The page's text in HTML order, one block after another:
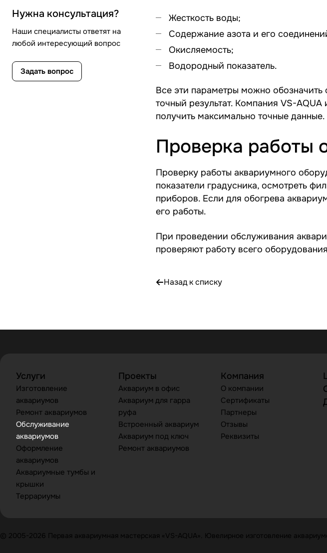
Жесткость воды;
Содержание азота и его
Окисляемость;
Водородный показатель.
Все эти параметры можно обозначить
точный результат. Компания VS-
получить максимально точные данные.
Проверка работы
Проверку работы аквариумного
показатели градусника, осмотреть
приборов. Если для обогрева
его работы.
При проведении обслуживания
проверяют работу всего
Назад к списку
Нужна консультация?
Наши специалисты ответят на
любой интересующий вопрос
Задать вопрос
Услуги
Изготовление
аквариумов
Ремонт аквариумов
Обслуживание
аквариумов
Оформление
аквариумов
Аквариумные тумбы и
крышки
Террариумы
Проекты
Аквариум в офис
Аквариум для гарра
руфа
Встроенный аквариум
Аквариум под ключ
Ремонт аквариумов
Компания
О компании
Сертификаты
Партнеры
Отзывы
Реквизиты
© 2005-2026 Первая аквариумная мастерская «VS-AQUA». Ювелирное изготовление